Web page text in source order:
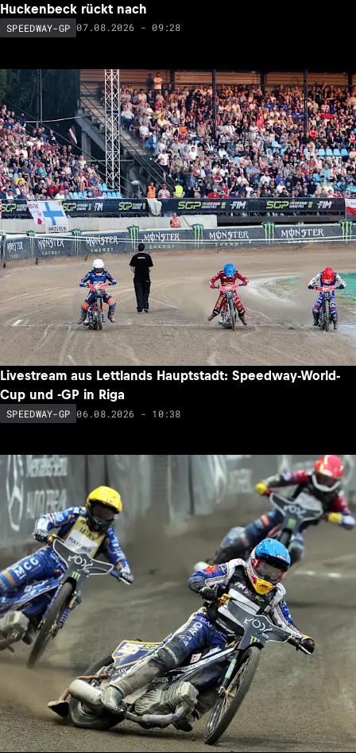
Huckenbeck rückt nach
SPEEDWAY-GP 07.08.2026 - 09:28
Livestream aus Lettlands Hauptstadt: Speedway-World-
Cup und -GP in Riga
SPEEDWAY-GP 06.08.2026 - 10:38